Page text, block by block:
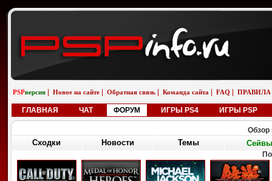
PSPверсия Новое на сайте Обратная связь Команда сайта FAQ ПРАВИЛА
ГЛАВНАЯ ЧАТ ФОРУМ ИГРЫ PS4 ИГРЫ PSP
Обзор
Сходки Новости Темы Сейвы